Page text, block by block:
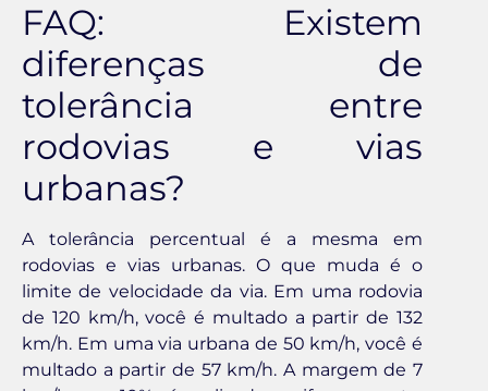
FAQ: Existem
diferenças de
tolerância entre
rodovias e vias
urbanas?
A tolerância percentual é a mesma em
rodovias e vias urbanas. O que muda é o
limite de velocidade da via. Em uma rodovia
de 120 km/h, você é multado a partir de 132
km/h. Em uma via urbana de 50 km/h, você é
multado a partir de 57 km/h. A margem de 7